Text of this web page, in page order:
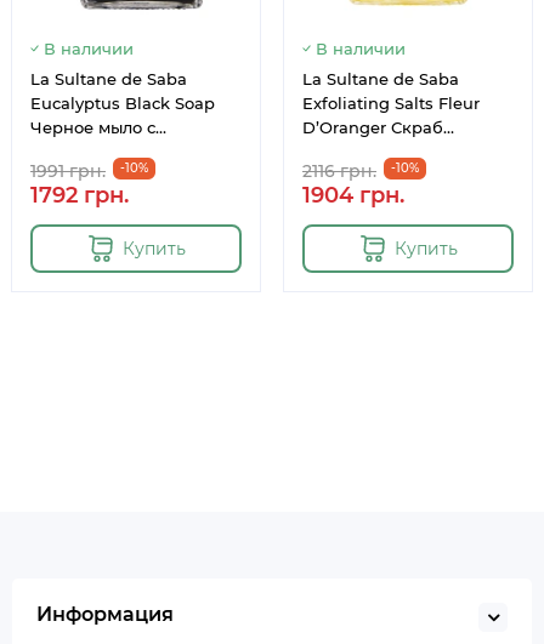
В наличии
La Sultane de Saba
Eucalyptus Black Soap
Черное мыло с
1991 грн. -10%
1792 грн.
Купить
В наличии
La Sultane de Saba
Exfoliating Salts Fleur
D’Oranger Скраб
Апельсина» 300 мл
2116 грн. -10%
1904 грн.
Купить
Информация